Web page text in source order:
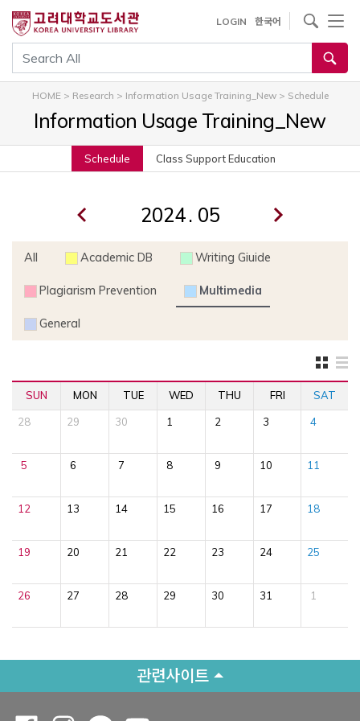
건
기
통합검색
LOGIN 한국어
사이트내 검색
HOME> Research > Information Usage Training_New> Schedule
Information Usage Training_New
Schedule Class Support Education
.
All Academic DB Writing Giuide
Plagiarism Prevention Multimedia
General
SUN MON TUE WED THU FRI SAT
28 29 30 1 2 3 4
5 6 7 8 9 10 11
12 13 14 15 16 17 18
19 20 21 22 23 24 25
26 27 28 29 30 31 1
관련사이트